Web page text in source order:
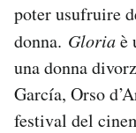
poter usufruire
donna. Gloriaè
una donna
García, Orso
festival del